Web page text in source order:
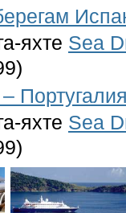
яхте Sea
яхте Sea